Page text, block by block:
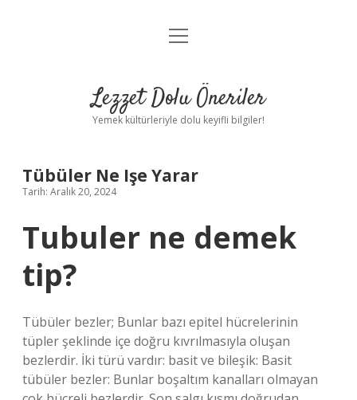
Anasayfa
Yasal Uyarı
menüyü
Lezzet Dolu Öneriler
Yemek kültürleriyle dolu keyifli bilgiler!
Tübüler Ne Işe Yarar
Tarih: Aralık 20, 2024
Tubuler ne demek
tip?
Tübüler bezler; Bunlar bazı epitel hücrelerinin
tüpler şeklinde içe doğru kıvrılmasıyla oluşan
bezlerdir. İki türü vardır: basit ve bileşik: Basit
tübüler bezler: Bunlar boşaltım kanalları olmayan